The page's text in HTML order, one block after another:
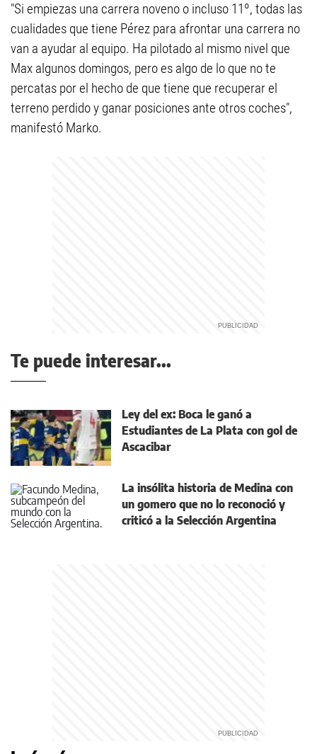
"Si empiezas una carrera noveno o incluso 11º, todas las
cualidades que tiene Pérez para afrontar una carrera no
van a ayudar al equipo. Ha pilotado al mismo nivel que
Max algunos domingos, pero es algo de lo que no te
percatas por el hecho de que tiene que recuperar el
terreno perdido y ganar posiciones ante otros coches",
manifestó Marko.
Te puede interesar...
Ley del ex: Boca le ganó a
Estudiantes de La Plata con gol de
Ascacibar
La insólita historia de Medina con
un gomero que no lo reconoció y
criticó a la Selección Argentina